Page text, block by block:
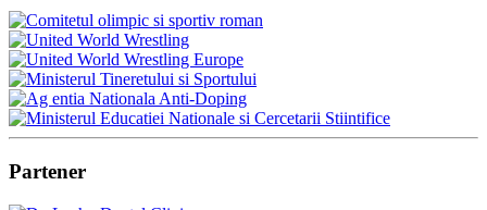
Partener